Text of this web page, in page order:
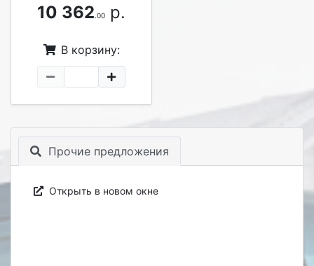
10 362.00р.
В корзину:
Прочие предложения
Открыть в новом окне